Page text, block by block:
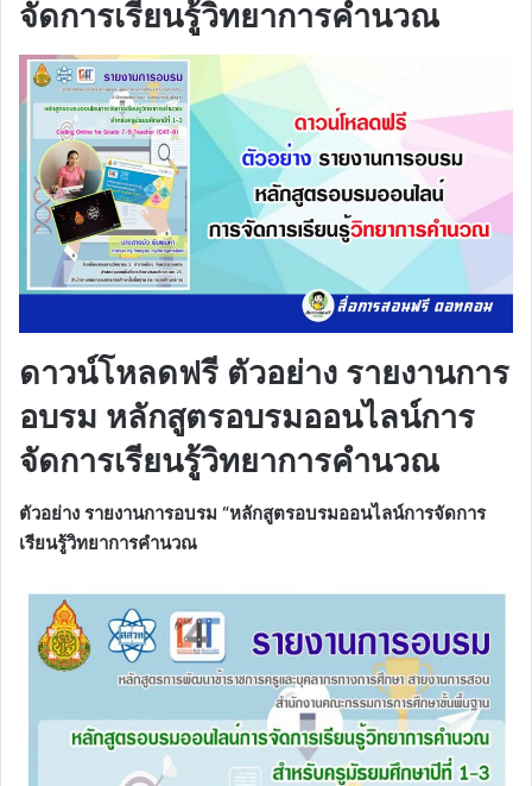
จัดการเรียนรู้วิทยาการคำนวณ
ดาวน์โหลดฟรี ตัวอย่าง รายงานการ
อบรม หลักสูตรอบรมออนไลน์การ
จัดการเรียนรู้วิทยาการคำนวณ
ตัวอย่าง รายงานการอบรม “หลักสูตรอบรมออนไลน์การจัดการ
เรียนรู้วิทยาการคำนวณ